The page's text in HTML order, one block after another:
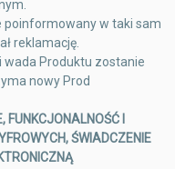
poinformowany w taki sam
reklamację.
wada Produktu zostanie
nowy Prod
I
ŚWIADCZENIE